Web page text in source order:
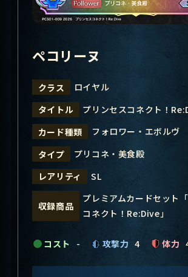
ペコリーヌ
クラス
ロイヤル
タイトル
プリンセスコネクト！
カード種類
フォロワー・エボルヴ
タイプ
プリコネ・美食殿
レアリティ
SL
収録商品
プレミアムカードセット
コネクト！Re:Dive」
コスト - 攻撃力 4 体力